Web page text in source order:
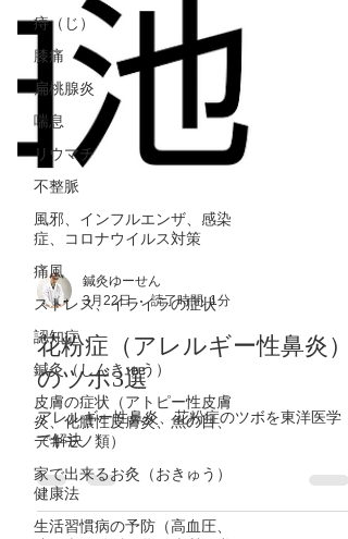
痔（じ）
膝痛
扁桃腺炎
喘息
リウマチ
不整脈
風邪、インフルエンザ、感染
症、コロナウイルス対策
痛風
ストレス、イライラの症状
認知症
鍼灸（しんきゅう）
皮膚の症状（アトピー性皮膚
炎、化膿性皮膚炎、魚の目、
デキモノ類）
家で出来るお灸（おきゅう）
健康法
生活習慣病の予防（高血圧、
3月22日
読了時間: 1分
花粉症（アレルギー性鼻炎）
のツボ3選
で解決